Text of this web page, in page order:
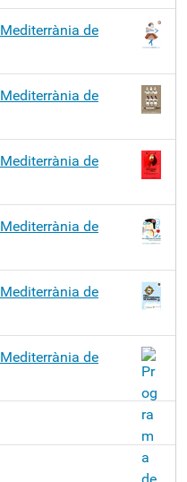
de
de
de
de
de
de